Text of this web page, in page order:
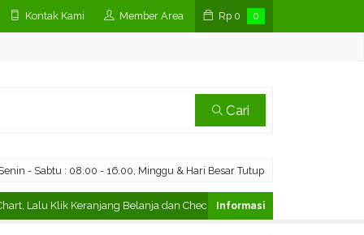
Kontak Kami Member Area Rp 0 0
Cari
- Sabtu : 08.00 - 16.00, Minggu & Hari Besar Tutup
Klik Keranjang Belanja dan Checkout Cara Pesan di